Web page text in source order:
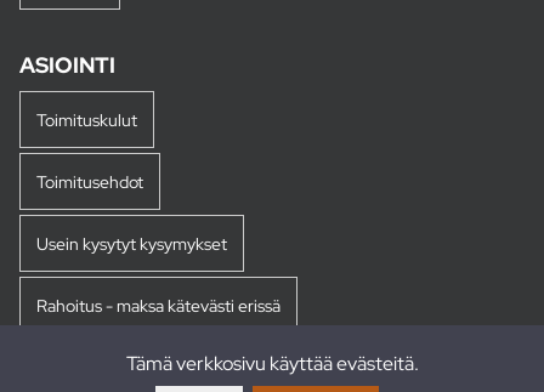
ASIOINTI
Toimituskulut
Toimitusehdot
Usein kysytyt kysymykset
Rahoitus - maksa kätevästi erissä
Tämä verkkosivu käyttää evästeitä.